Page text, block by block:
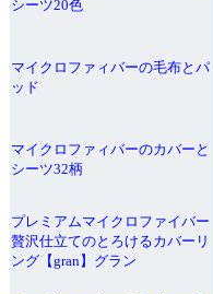
シーツ20色
マイクロファィバーの毛布とパ
ッド
マイクロファィバーのカバーと
シーツ32柄
プレミアムマイクロファイバー
贅沢仕立てのとろけるカバーリ
ング【gran】グラン